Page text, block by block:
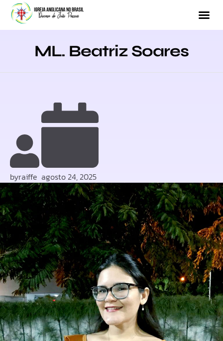
ML. Beatriz Soares
byraiffe agosto 24, 2025